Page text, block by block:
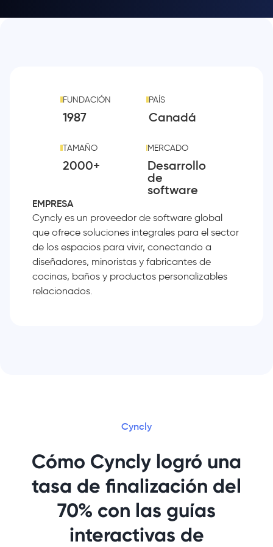
FUNDACIÓN
1987
PAÍS
Canadá
TAMAÑO
2000+
MERCADO
Desarrollo
de
software
EMPRESA
Cyncly es un proveedor de software global
que ofrece soluciones integrales para el sector
de los espacios para vivir, conectando a
diseñadores, minoristas y fabricantes de
cocinas, baños y productos personalizables
relacionados.
Cyncly
Cómo Cyncly logró una
tasa de finalización del
70% con las guías
interactivas de